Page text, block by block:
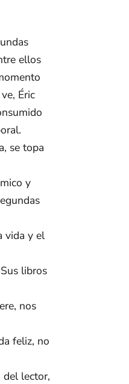
ellos
Éric
se topa
y
vida y el
libros
nos
feliz, no
del lector,